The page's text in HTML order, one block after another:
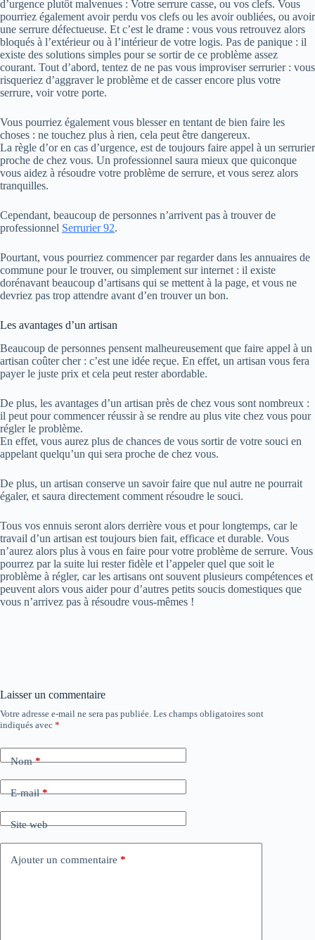
d’urgence plutôt malvenues : Votre serrure casse, ou vos clefs. Vous
pourriez également avoir perdu vos clefs ou les avoir oubliées, ou avoir
une serrure défectueuse. Et c’est le drame : vous vous retrouvez alors
bloqués à l’extérieur ou à l’intérieur de votre logis. Pas de panique : il
existe des solutions simples pour se sortir de ce problème assez
courant. Tout d’abord, tentez de ne pas vous improviser serrurier : vous
risqueriez d’aggraver le problème et de casser encore plus votre
serrure, voir votre porte.
Vous pourriez également vous blesser en tentant de bien faire les
choses : ne touchez plus à rien, cela peut être dangereux.
La règle d’or en cas d’urgence, est de toujours faire appel à un serrurier
proche de chez vous. Un professionnel saura mieux que quiconque
vous aidez à résoudre votre problème de serrure, et vous serez alors
tranquilles.
Cependant, beaucoup de personnes n’arrivent pas à trouver de
professionnel Serrurier 92.
Pourtant, vous pourriez commencer par regarder dans les annuaires de
commune pour le trouver, ou simplement sur internet : il existe
dorénavant beaucoup d’artisans qui se mettent à la page, et vous ne
devriez pas trop attendre avant d’en trouver un bon.
Les avantages d’un artisan
Beaucoup de personnes pensent malheureusement que faire appel à un
artisan coûter cher : c’est une idée reçue. En effet, un artisan vous fera
payer le juste prix et cela peut rester abordable.
De plus, les avantages d’un artisan près de chez vous sont nombreux :
il peut pour commencer réussir à se rendre au plus vite chez vous pour
régler le problème.
En effet, vous aurez plus de chances de vous sortir de votre souci en
appelant quelqu’un qui sera proche de chez vous.
De plus, un artisan conserve un savoir faire que nul autre ne pourrait
égaler, et saura directement comment résoudre le souci.
Tous vos ennuis seront alors derrière vous et pour longtemps, car le
travail d’un artisan est toujours bien fait, efficace et durable. Vous
n’aurez alors plus à vous en faire pour votre problème de serrure. Vous
pourrez par la suite lui rester fidèle et l’appeler quel que soit le
problème à régler, car les artisans ont souvent plusieurs compétences et
peuvent alors vous aider pour d’autres petits soucis domestiques que
vous n’arrivez pas à résoudre vous-mêmes !
Laisser un commentaire
Votre adresse e-mail ne sera pas publiée. Les champs obligatoires sont
indiqués avec *
Nom*
E-mail*
Site web
Ajouter un commentaire *